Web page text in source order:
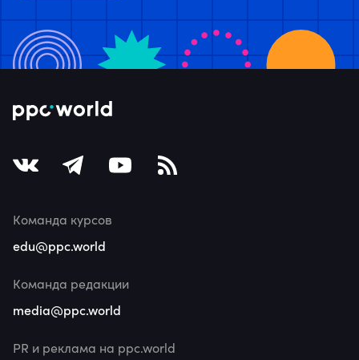
Команда курсов
edu@ppc.world
Команда редакции
media@ppc.world
PR и реклама на ppc.world